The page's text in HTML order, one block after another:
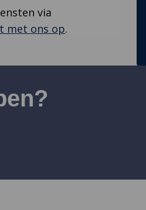
via
met ons op.